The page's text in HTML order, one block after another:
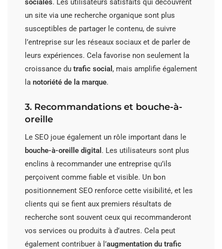
sociales. Les utilisateurs satisfaits qui découvrent
un site via une recherche organique sont plus
susceptibles de partager le contenu, de suivre
l’entreprise sur les réseaux sociaux et de parler de
leurs expériences. Cela favorise non seulement la
croissance du trafic social , mais amplifie également
la notoriété de la marque.
3. Recommandations et bouche-à-
oreille
Le SEO joue également un rôle important dans le
bouche-à-oreille digital . Les utilisateurs sont plus
enclins à recommander une entreprise qu’ils
perçoivent comme fiable et visible. Un bon
positionnement SEO renforce cette visibilité, et les
clients qui se fient aux premiers résultats de
recherche sont souvent ceux qui recommanderont
vos services ou produits à d’autres. Cela peut
également contribuer à l’augmentation du trafic